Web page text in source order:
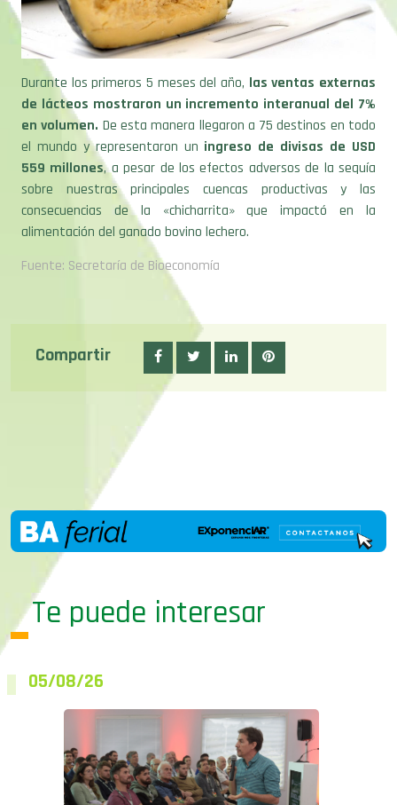
Durante los primeros 5 meses del año,las ventas externas
de lácteos mostraron un incremento interanual del 7%
en volumen.De esta manera llegaron a 75 destinos en todo
el mundo y representaron uningreso de divisas de USD
559 millones, a pesar de los efectos adversos de la sequía
sobre nuestras principales cuencas productivas y las
consecuencias de la «chicharrita» que impactó en la
alimentación del ganado bovino lechero.
Fuente: Secretaría de Bioeconomía
Te puede interesar